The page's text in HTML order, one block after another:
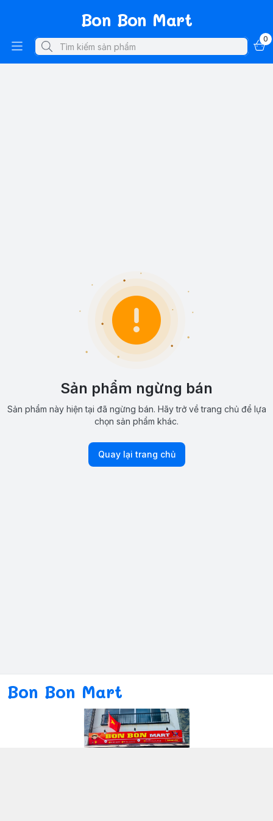
Bon Bon Mart
0
Sản phẩm ngừng bán
Sản phẩm này hiện tại đã ngừng bán. Hãy trở về trang chủ để lựa
chọn sản phẩm khác.
Quay lại trang chủ
Bon Bon Mart